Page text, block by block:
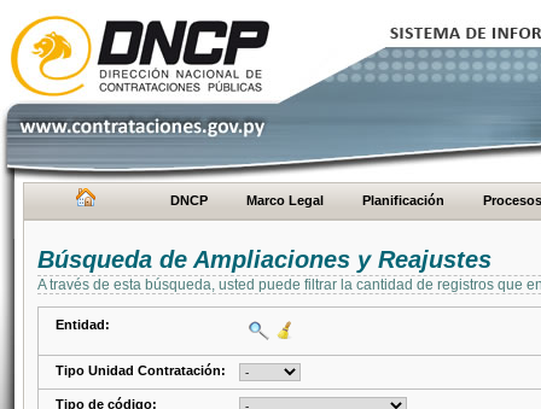
DNCP Marco Legal Planificación Procesos
Búsqueda de Ampliaciones y Reajustes
A través de esta búsqueda, usted puede filtrar la cantidad de registros que
Entidad:
Tipo Unidad Contratación:
Tipo de código: